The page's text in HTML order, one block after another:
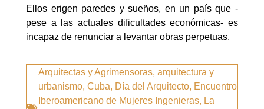
Ellos erigen paredes y sueños, en un país que -
pese a las actuales dificultades económicas- es
incapaz de renunciar a levantar obras perpetuas.
Arquitectas y Agrimensoras, arquitectura y
urbanismo, Cuba, Día del Arquitecto, Encuentro
Iberoamericano de Mujeres Ingenieras, La